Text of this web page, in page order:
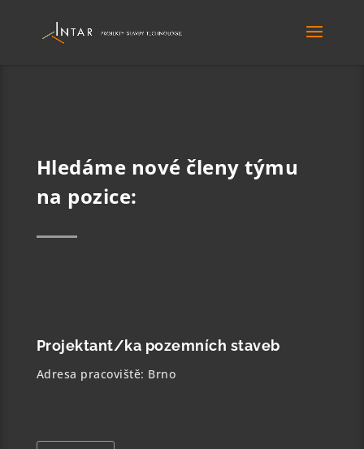
Hledáme nové členy týmu
na pozice:
Projektant/ka pozemních staveb
Adresa pracoviště: Brno